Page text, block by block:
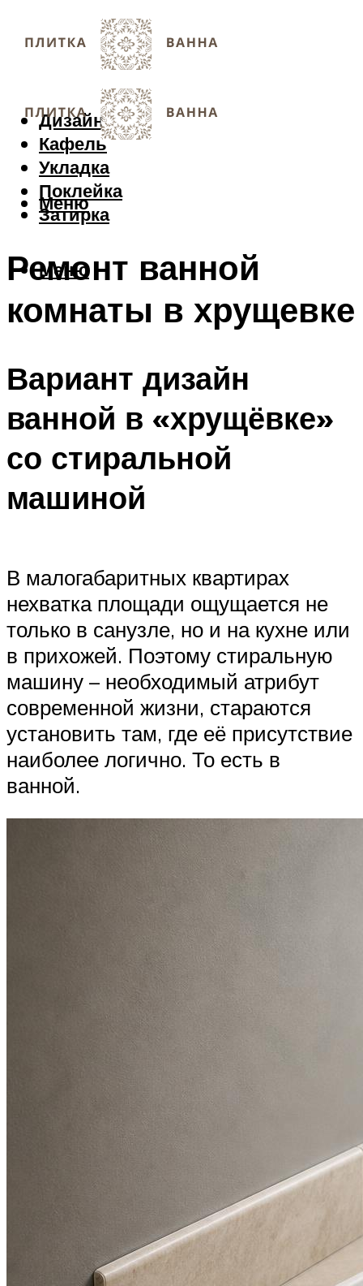
Дизайн
Кафель
Укладка
Поклейка
Затирка
Меню
Меню
Ремонт ванной
комнаты в хрущевке
Вариант дизайн
ванной в «хрущёвке»
со стиральной
машиной
В малогабаритных квартирах
нехватка площади ощущается не
только в санузле, но и на кухне или
в прихожей. Поэтому стиральную
машину – необходимый атрибут
современной жизни, стараются
установить там, где её присутствие
наиболее логично. То есть в
ванной.